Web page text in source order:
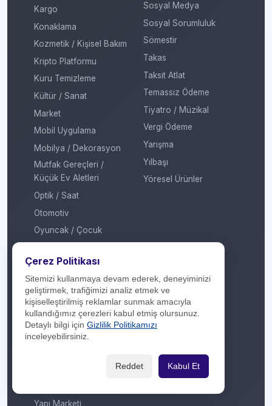
Kargo
Konaklama
Kozmetik / Kişisel Bakım
Kripto Platformu
Kuru Temizleme
Kültür / Sanat
Market
Mobil Uygulama
Mobilya / Dekorasyon
Mutfak Gereçleri /
Küçük Ev Aletleri
Optik / Saat
Otomotiv
Oyuncak / Çocuk
Sağlık / Hastane
Sigorta / Emeklilik
Spor Giyim
Spor Merkezi
Tasarım
Yapı Marketi
Sosyal Medya
Sosyal Sorumluluk
Sömestir
Takas
Taksit Atlat
Temassız Ödeme
Tiyatro / Müzikal
Vergi Ödeme
Yarışma
Yılbaşı
Yöresel Ürünler
Çerez Politikası
Sitemizi kullanmaya devam ederek, deneyiminizi
geliştirmek, trafiğimizi analiz etmek ve
kişiselleştirilmiş reklamlar sunmak amacıyla
kullandığımız çerezleri kabul etmiş olursunuz.
Detaylı bilgi için Gizlilik Politikamızı
inceleyebilirsiniz.
Reddet Kabul Et